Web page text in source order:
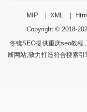
MIP ｜ XML ｜ Html
Copyright © 2018-
冬镜SEO提供重庆seo教程
断网站,致力打造符合搜索